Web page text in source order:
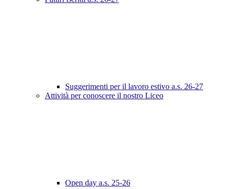
Suggerimenti per il lavoro estivo a.s. 26-27
Attività per conoscere il nostro Liceo
Open day a.s. 25-26